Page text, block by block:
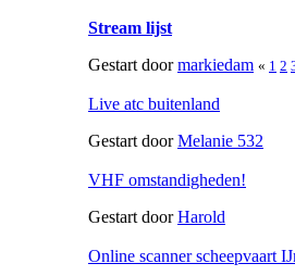
Stream lijst
Gestart doormarkiedam « 1 2
Live atc buitenland
Gestart doorMelanie 532
VHF omstandigheden!
Gestart doorHarold
Online scanner scheepvaart